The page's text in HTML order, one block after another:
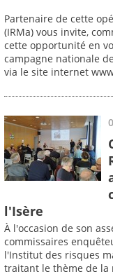
Partenaire de cette
(IRMa) vous invite,
cette opportunité en
campagne nationale
via le site internet
l'Isère
À l'occasion de son
commissaires
l'Institut des risques
traitant le thème de la